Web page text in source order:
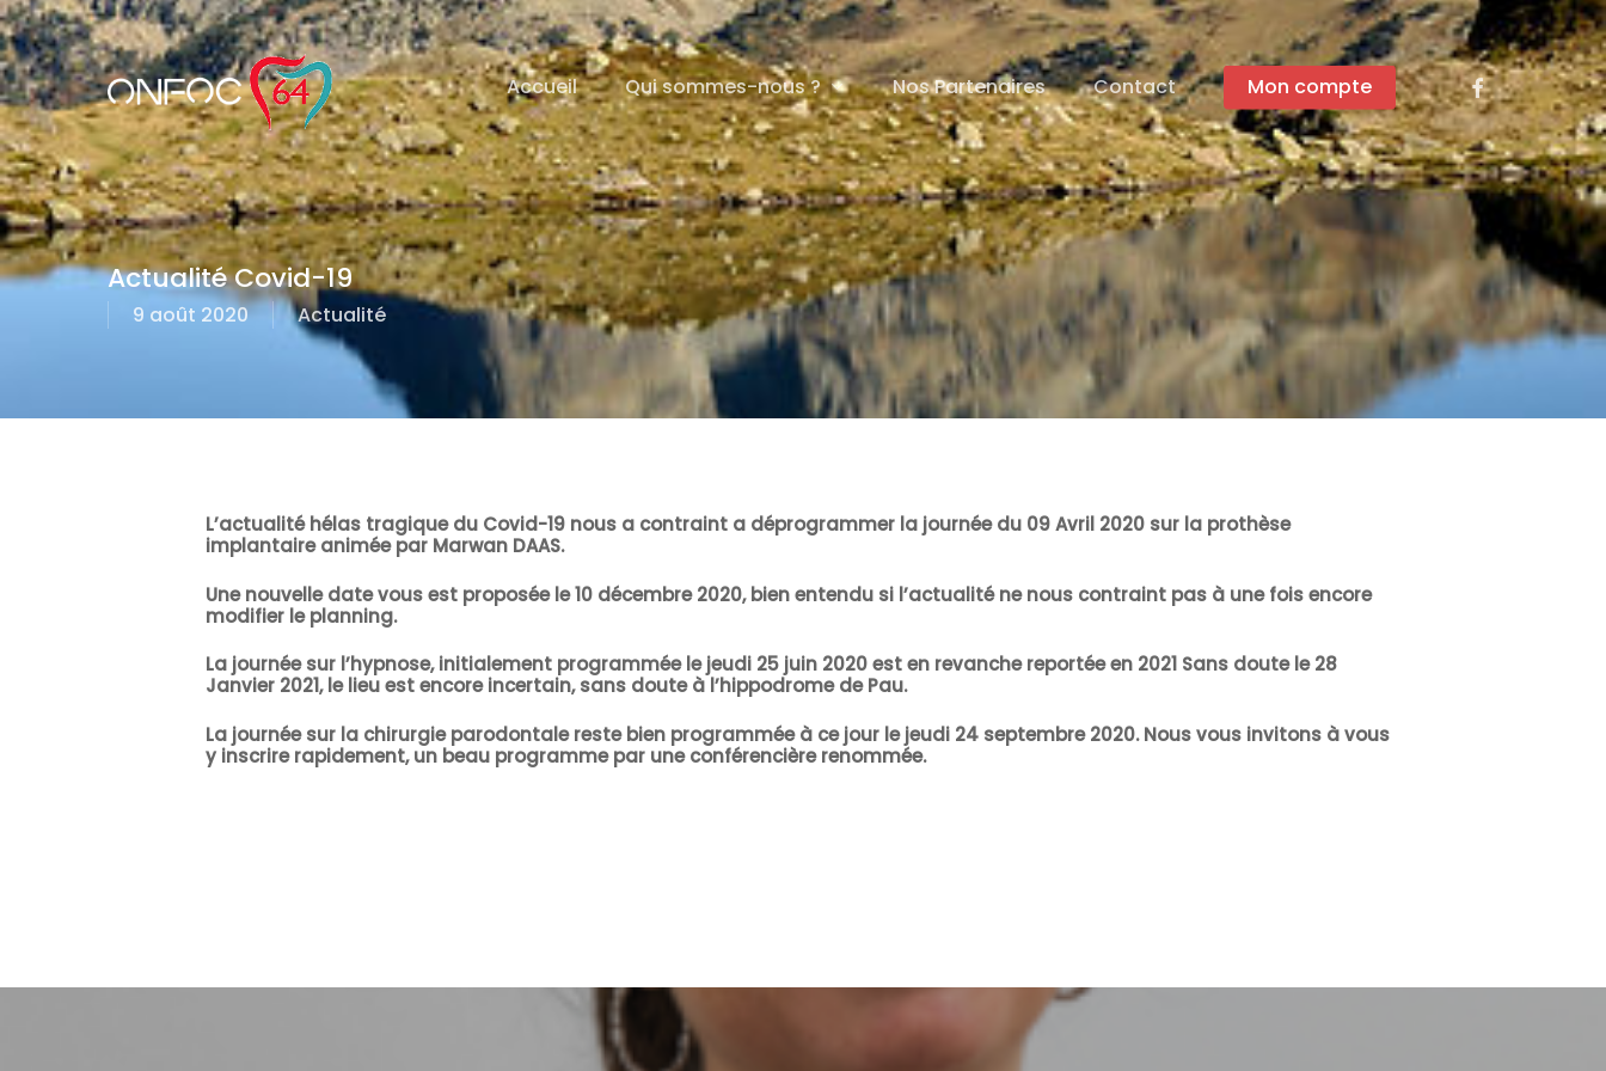
Skip
to
main
content
Accueil Qui sommes-nous ? Nos Partenaires Contact Mon compte facebook
Actualité Covid-19
9 août 2020 Actualité
L’actualité hélas tragique du Covid-19 nous a contraint a déprogrammer la journée du 09 Avril 2020 sur la prothèse
implantaire animée par Marwan DAAS.
Une nouvelle date vous est proposée le 10 décembre 2020, bien entendu si l’actualité ne nous contraint pas à une fois encore
modifier le planning.
La journée sur l’hypnose, initialement programmée le jeudi 25 juin 2020 est en revanche reportée en 2021 Sans doute le 28
Janvier 2021, le lieu est encore incertain, sans doute à l’hippodrome de Pau.
La journée sur la chirurgie parodontale reste bien programmée à ce jour le jeudi 24 septembre 2020. Nous vous invitons à vous
y inscrire rapidement, un beau programme par une conférencière renommée.